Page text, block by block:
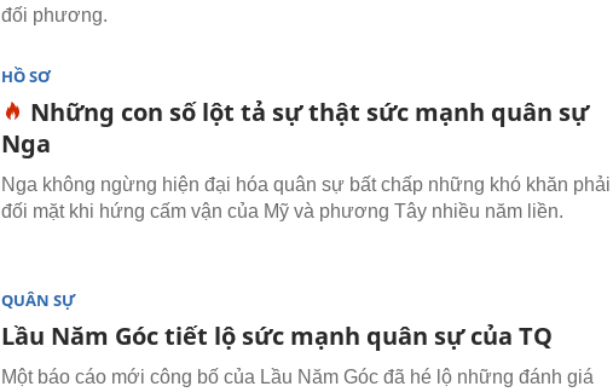
đối phương.
HỒ SƠ
Những con số lột tả sự thật sức mạnh quân sự
Nga
Nga không ngừng hiện đại hóa quân sự bất chấp những khó khăn phải
đối mặt khi hứng cấm vận của Mỹ và phương Tây nhiều năm liền.
QUÂN SỰ
Lầu Năm Góc tiết lộ sức mạnh quân sự của TQ
Một báo cáo mới công bố của Lầu Năm Góc đã hé lộ những đánh giá